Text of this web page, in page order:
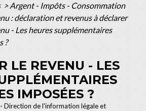
> Argent - Impôts - Consommation
: déclaration et revenus à déclarer
- Les heures supplémentaires
?
LE REVENU - LES
IMPOSÉES ?
Direction de l'information légale et